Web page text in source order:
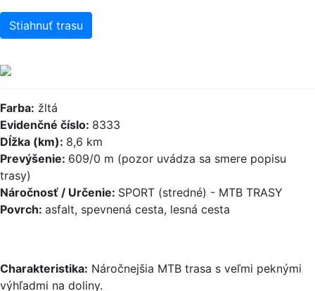
Stiahnuť trasu
Farba: žltá
Evidenčné číslo: 8333
Dĺžka (km): 8,6 km
Prevýšenie: 609/0 m (pozor uvádza sa smere popisu
trasy)
Náročnosť / Určenie: SPORT (stredné) - MTB TRASY
Povrch: asfalt, spevnená cesta, lesná cesta
Charakteristika: Náročnejšia MTB trasa s veľmi peknými
výhľadmi na doliny.